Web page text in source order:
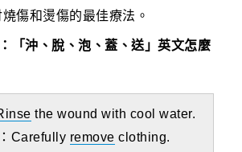
傷和燙傷的最佳療法。
「沖、脫、泡、蓋、送」英文怎麼
the wound with cool water.
Carefully remove clothing.